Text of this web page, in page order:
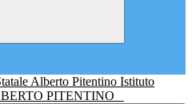
Istituto
PITENTINO